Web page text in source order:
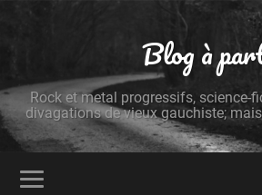
Blog à
Rock et metal progressifs, science-
divagations de vieux gauchiste;